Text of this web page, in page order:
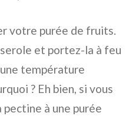
votre purée de fruits.
et portez-la à feu
température
? Eh bien, si vous
pectine à une purée